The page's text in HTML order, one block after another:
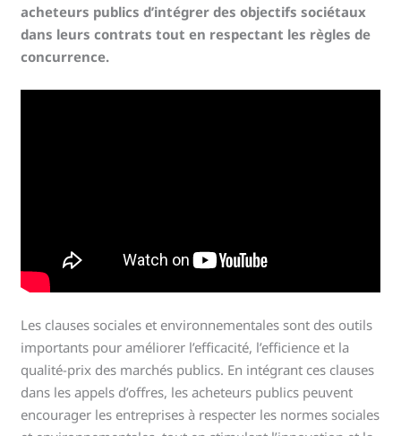
acheteurs publics d’intégrer des objectifs sociétaux
dans leurs contrats tout en respectant les règles de
concurrence.
Les clauses sociales et environnementales sont des outils
importants pour améliorer l’efficacité, l’efficience et la
qualité-prix des marchés publics. En intégrant ces clauses
dans les appels d’offres, les acheteurs publics peuvent
encourager les entreprises à respecter les normes sociales